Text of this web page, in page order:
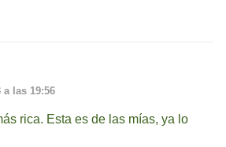
a las 19:56
rica. Esta es de las mías, ya lo